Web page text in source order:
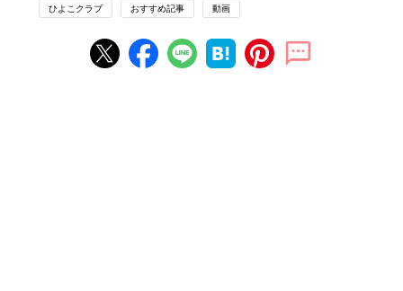
ひよこクラブ おすすめ記事 動画